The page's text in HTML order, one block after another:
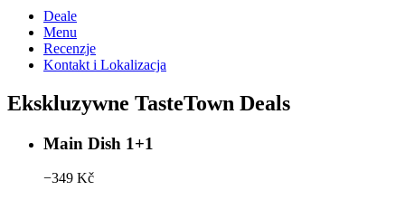
Deale
Menu
Recenzje
Kontakt i Lokalizacja
Ekskluzywne TasteTown Deals
Main Dish 1+1
−349 Kč